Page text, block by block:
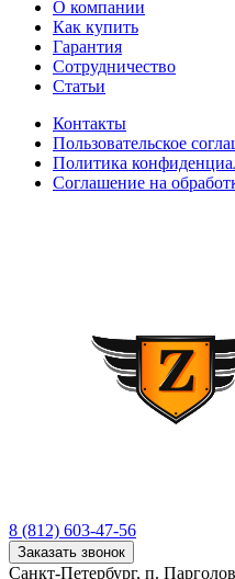
О компании
Как купить
Гарантия
Сотрудничество
Статьи
Контакты
Пользовательское
Политика
Соглашение на
8 (812) 603-47-56
Заказать звонок
Санкт-Петербург, п.